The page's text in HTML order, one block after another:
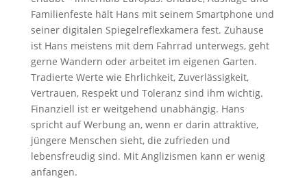
Familienfeste hält Hans mit seinem Smartphone und
seiner digitalen Spiegelreflexkamera fest. Zuhause
ist Hans meistens mit dem Fahrrad unterwegs, geht
gerne Wandern oder arbeitet im eigenen Garten.
Tradierte Werte wie Ehrlichkeit, Zuverlässigkeit,
Vertrauen, Respekt und Toleranz sind ihm wichtig.
Finanziell ist er weitgehend unabhängig. Hans
spricht auf Werbung an, wenn er darin attraktive,
jüngere Menschen sieht, die zufrieden und
lebensfreudig sind. Mit Anglizismen kann er wenig
anfangen.